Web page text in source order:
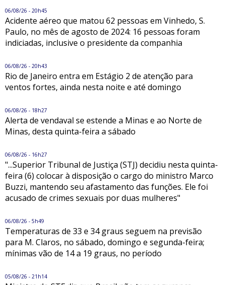
06/08/26 - 20h45
Acidente aéreo que matou 62 pessoas em Vinhedo, S.
Paulo, no mês de agosto de 2024: 16 pessoas foram
indiciadas, inclusive o presidente da companhia
06/08/26 - 20h43
Rio de Janeiro entra em Estágio 2 de atenção para
ventos fortes, ainda nesta noite e até domingo
06/08/26 - 18h27
Alerta de vendaval se estende a Minas e ao Norte de
Minas, desta quinta-feira a sábado
06/08/26 - 16h27
"...Superior Tribunal de Justiça (STJ) decidiu nesta quinta-
feira (6) colocar à disposição o cargo do ministro Marco
Buzzi, mantendo seu afastamento das funções. Ele foi
acusado de crimes sexuais por duas mulheres"
06/08/26 - 5h49
Temperaturas de 33 e 34 graus seguem na previsão
para M. Claros, no sábado, domingo e segunda-feira;
mínimas vão de 14 a 19 graus, no período
05/08/26 - 21h14